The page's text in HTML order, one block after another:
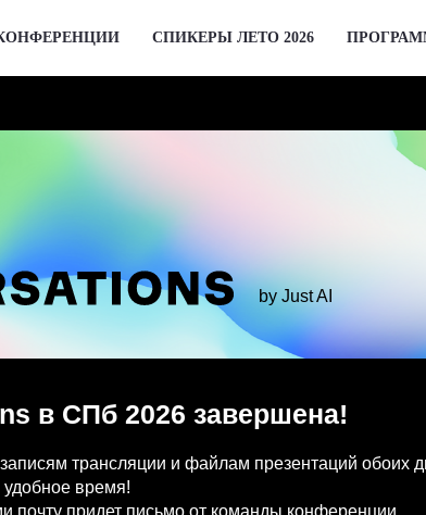
СПИКЕРЫ ЛЕТО 2026
by Just AI
трансляции и файлам презентаций обоих дней
придет письмо от команды конференции.
только с одного устройства единовременно.
ai.co